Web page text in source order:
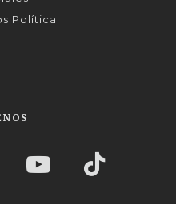
Política